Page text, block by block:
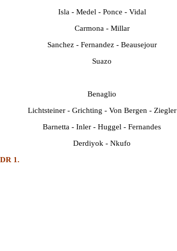
Isla - Medel - Ponce - Vidal
Carmona - Millar
Sanchez - Fernandez - Beausejour
Suazo
Benaglio
Lichtsteiner - Grichting - Von Bergen - Ziegler
Barnetta - Inler - Huggel - Fernandes
Derdiyok - Nkufo
1.